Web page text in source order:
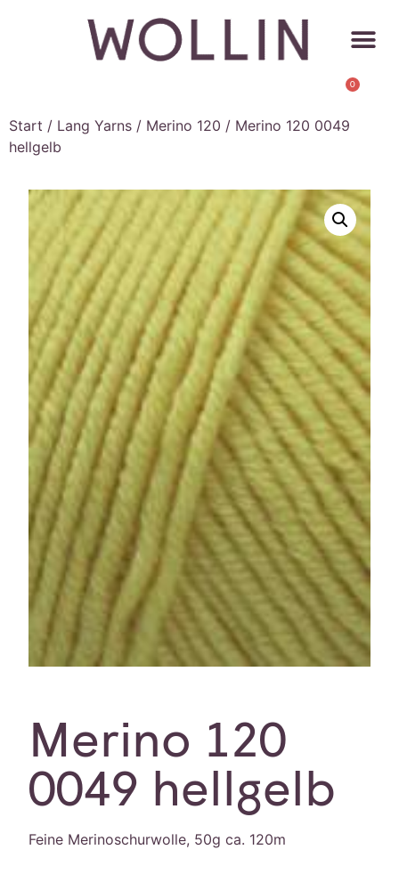
0
Start / Lang Yarns / Merino 120 / Merino 120 0049
hellgelb
Merino 120
0049 hellgelb
Feine Merinoschurwolle, 50g ca. 120m